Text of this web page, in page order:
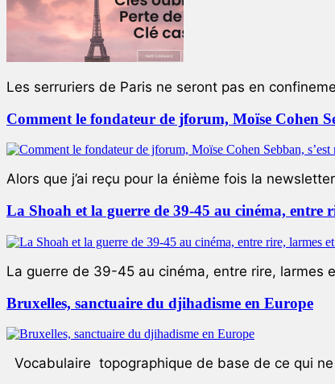
Les serruriers de Paris ne seront pas en
Comment le fondateur de jforum, Moïse Cohen
Alors que j’ai reçu pour la énième fois la
La Shoah et la guerre de 39-45 au cinéma, entre
La guerre de 39-45 au cinéma, entre rire, larmes
Bruxelles, sanctuaire du djihadisme en Europe
Vocabulaire topographique de base de ce qui